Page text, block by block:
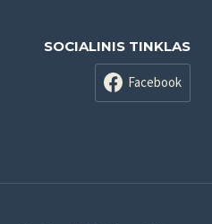
SOCIALINIS TINKLAS
Facebook